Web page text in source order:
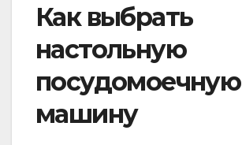
Как выбрать
настольную
посудомоечную
машину